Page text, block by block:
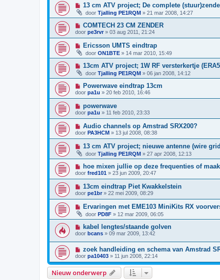
13 cm ATV project; De complete
door Tjalling PE1RQM » 21 mar 2008, 14:27
COMTECH 23 CM ZENDER
door pe3rvr » 03 aug 2011, 21:24
Ericsson UMTS eindtrap
door ON1BTE » 14 mar 2010, 15:49
13cm ATV project; 1W RF versterkertje
door Tjalling PE1RQM » 06 jan 2008, 14:12
Powerwave eindtrap 13cm
door pa1u » 20 feb 2010, 16:46
powerwave
door pa1u » 11 feb 2010, 23:33
Audio channels op Amstrad SRX200?
door PA3HCM » 13 jul 2008, 08:38
13 cm ATV project; nieuwe antenne (wire
door Tjalling PE1RQM » 27 apr 2008, 12:13
hoe mixen jullie op deze frequenties of
door fred101 » 23 jun 2009, 20:47
13cm eindtrap Piet Kwakkelstein
door pe1br » 22 mei 2009, 08:29
Ervaringen met EME103 MiniKits RX
door PD8F » 12 mar 2009, 06:05
kabel lengtes/staande golven
door bcans » 09 mar 2009, 13:42
zoek handleiding en schema van Amstrad
door pa10403 » 11 jun 2008, 22:14
Nieuw onderwerp